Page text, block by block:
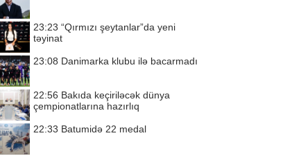
23:23 “Qırmızı şeytanlar”da yeni
təyinat
23:08 Danimarka klubu ilə bacarmadı
22:56 Bakıda keçiriləcək dünya
çempionatlarına hazırlıq
22:33 Batumidə 22 medal